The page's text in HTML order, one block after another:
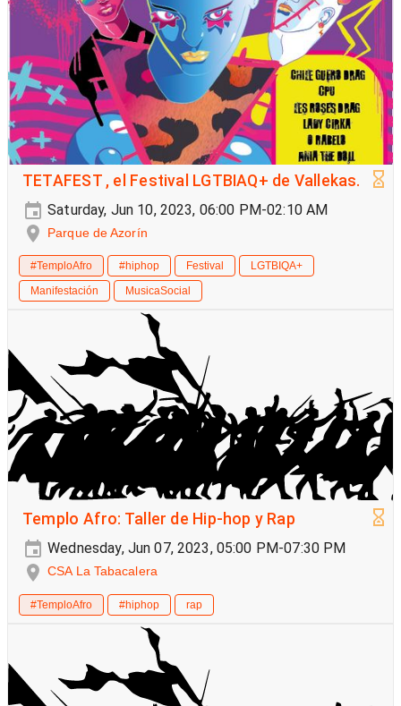
TETAFEST , el Festival LGTBIAQ+ de Vallekas.
Saturday, Jun 10, 2023, 06:00 PM-02:10 AM
Parque de Azorín
#TemploAfro #hiphop Festival
LGTBIQA+
Manifestación
MusicaSocial
Templo Afro: Taller de Hip-hop y Rap
Wednesday, Jun 07, 2023, 05:00 PM-07:30 PM
CSA La Tabacalera
#TemploAfro #hiphop rap